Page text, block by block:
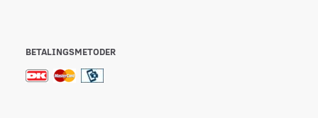
BETALINGSMETODER